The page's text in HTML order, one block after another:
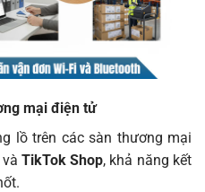
mại điện tử
lồ trên các sàn thương mại
và TikTok Shop, khả năng kết